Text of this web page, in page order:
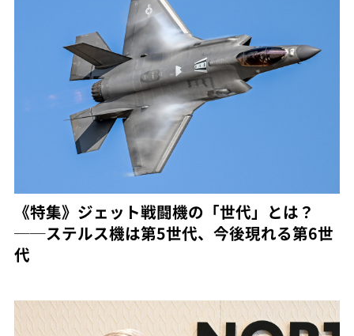
《特集》ジェット戦闘機の「世代」とは？
──ステルス機は第5世代、今後現れる第6世
代